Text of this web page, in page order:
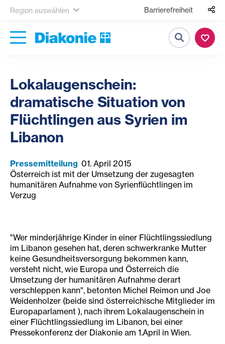
Region auswählen Barrierefreiheit
Suche
Lokalaugenschein:
dramatische Situation von
Flüchtlingen aus Syrien im
Libanon
Pressemitteilung 01. April 2015
Österreich ist mit der Umsetzung der zugesagten
humanitären Aufnahme von Syrienflüchtlingen im
Verzug
"Wer minderjährige Kinder in einer Flüchtlingssiedlung
im Libanon gesehen hat, deren schwerkranke Mutter
keine Gesundheitsversorgung bekommen kann,
versteht nicht, wie Europa und Österreich die
Umsetzung der humanitären Aufnahme derart
verschleppen kann", betonten Michel Reimon und Joe
Weidenholzer (beide sind österreichische Mitglieder im
Europaparlament ), nach ihrem Lokalaugenschein in
einer Flüchtlingssiedlung im Libanon, bei einer
Pressekonferenz der Diakonie am 1.April in Wien.